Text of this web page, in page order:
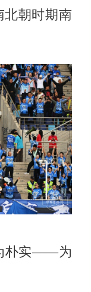
北朝时期南
朴实——为